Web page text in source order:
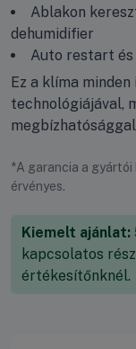
Ablakon
dehumidifier
Auto restart és
Ez a klíma
technológiájával,
*A garancia a
érvényes.
Kiemelt ajánlat:
kapcsolatos
értékesítőnknél.